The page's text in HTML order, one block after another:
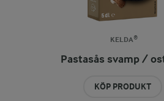
KELDA®
Pastasås svamp /
KÖP PRODUKT